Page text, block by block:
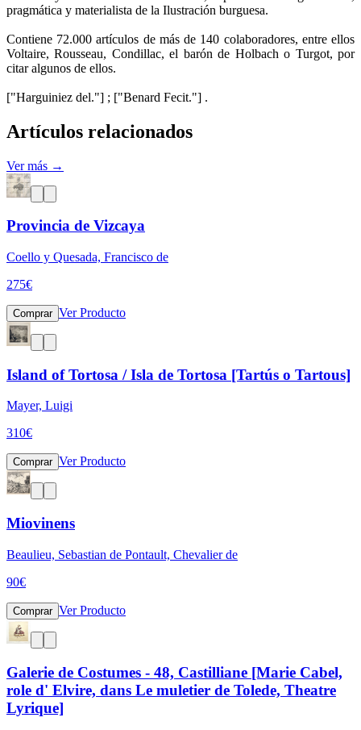
pragmática y materialista de la Ilustración burguesa.
Contiene 72.000 artículos de más de 140 colaboradores, entre ellos
Voltaire, Rousseau, Condillac, el barón de Holbach o Turgot, por
citar algunos de ellos.
["Harguiniez del."] ; ["Benard Fecit."] .
Artículos relacionados
Ver más →
Provincia de Vizcaya
Coello y Quesada, Francisco de
275€
Comprar Ver Producto
Island of Tortosa / Isla de Tortosa [Tartús o Tartous]
Mayer, Luigi
310€
Comprar Ver Producto
Miovinens
Beaulieu, Sebastian de Pontault, Chevalier de
90€
Comprar Ver Producto
Galerie de Costumes - 48, Castilliane [Marie Cabel,
role d' Elvire, dans Le muletier de Tolede, Theatre
Lyrique]